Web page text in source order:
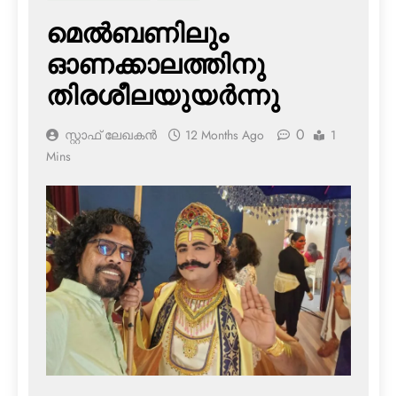
മെല്‍ബണിലും
ഓണക്കാലത്തിനു
തിരശീലയുയര്‍ന്നു
സ്റ്റാഫ് ലേഖകൻ 12 Months Ago 0
1
Mins